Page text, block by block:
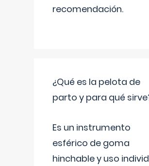
recomendación.
¿Qué es la pelota de
parto y para qué
Es un instrumento
esférico de goma
hinchable y uso